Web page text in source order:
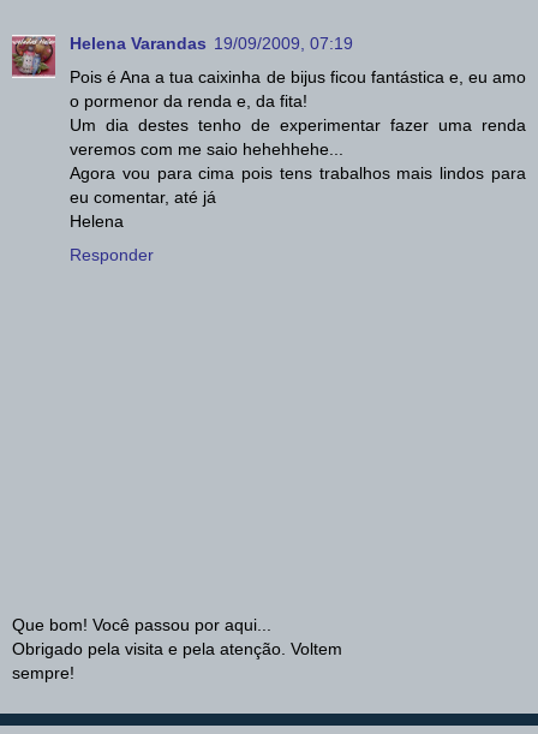
Helena Varandas 19/09/2009, 07:19
Pois é Ana a tua caixinha de bijus ficou fantástica e, eu amo
o pormenor da renda e, da fita!
Um dia destes tenho de experimentar fazer uma renda
veremos com me saio hehehhehe...
Agora vou para cima pois tens trabalhos mais lindos para
eu comentar, até já
Helena
Responder
Que bom! Você passou por aqui...
Obrigado pela visita e pela atenção. Voltem
sempre!